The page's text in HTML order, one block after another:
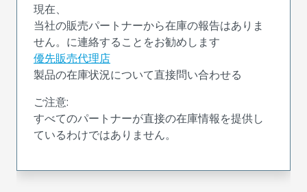
現在、
当社の販売パートナーから在庫の報告はありま
せん。に連絡することをお勧めします
優先販売代理店
製品の在庫状況について直接問い合わせる
ご注意:
すべてのパートナーが直接の在庫情報を提供し
ているわけではありません。